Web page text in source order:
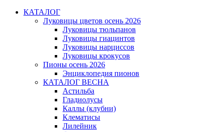
КАТАЛОГ
Луковицы цветов осень 2026
Луковицы тюльпанов
Луковицы гиацинтов
Луковицы нарциссов
Луковицы крокусов
Пионы осень 2026
Энциклопедия пионов
КАТАЛОГ ВЕСНА
Астильба
Гладиолусы
Каллы (клубни)
Клематисы
Лилейник